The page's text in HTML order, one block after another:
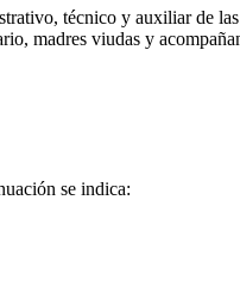
técnico y auxiliar de
madres viudas y
se indica: